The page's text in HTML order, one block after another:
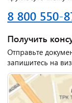
8 800 550-
Получить
Отправьте
запишитесь на